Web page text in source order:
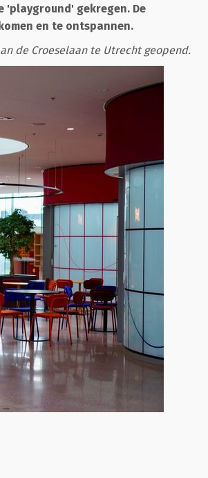
'playground' gekregen. De
en te ontspannen.
de Croeselaan te Utrecht geopend.